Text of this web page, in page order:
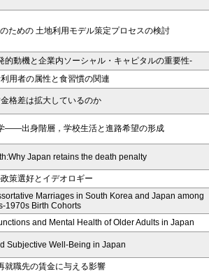
ための 土地利用モデル策定プロセスの検討
的動機と企業内ソーシャル・キャピタルの重要性-
用者の属性と食習慣の関連
格差は拡大しているのか
――出身階層，学校生活と進路希望の形成
Japan retains the death penalty
策選好とイデオロギー
Marriages in South Korea and Japan among
1970s Birth Cohorts
and Mental Health of Older Adults in Japan
Subjective Well-Being in Japan
就職先の賃金に与える影響